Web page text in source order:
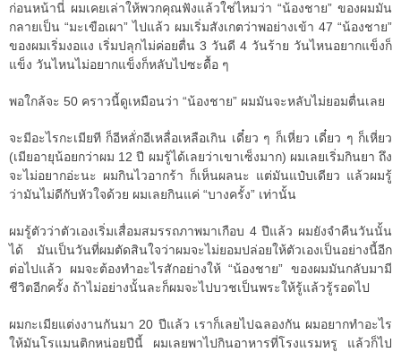
ก่อนหน้านี่ ผมเคยเล่าให้พวกคุณฟังแล้วใช่ไหมว่า “น้องชาย” ของผมมัน
กลายเป็น “มะเขือเผา” ไปแล้ว ผมเริ่มสังเกตว่าพอย่างเข้า 47 “น้องชาย”
ของผมเริ่มงอแง เริ่มปลุกไม่ค่อยตื่น 3 วันดี 4 วันร้าย วันไหนอยากแข็งก็
แข็ง วันไหนไม่อยากแข็งก็หลับไปซะดื้อ ๆ
พอใกล้จะ 50 คราวนี้ดูเหมือนว่า “น้องชาย” ผมมันจะหลับไม่ยอมตื่นเลย
จะมีอะไรกะเมียที ก็อีหลั่กอีเหลื่อเหลือเกิน เดี๋ยว ๆ ก็เหี่ยว เดี๋ยว ๆ ก็เหี่ยว
(เมียอายุน้อยกว่าผม 12 ปี ผมรู้ได้เลยว่าเขาเซ็งมาก) ผมเลยเริ่มกินยา ถึง
จะไม่อยากอ่ะนะ ผมกินไวอากร้า ก็เห็นผลนะ แต่มันแป๋บเดียว แล้วผมรู้
ว่ามันไม่ดีกับหัวใจด้วย ผมเลยกินแค่ “บางครั้ง” เท่านั้น
ผมรู้ตัวว่าตัวเองเริ่มเสื่อมสมรรถภาพมาเกือบ 4 ปีแล้ว ผมยังจำคืนวันนั้น
ได้ มันเป็นวันที่ผมตัดสินใจว่าผมจะไม่ยอมปล่อยให้ตัวเองเป็นอย่างนี้อีก
ต่อไปแล้ว ผมจะต้องทำอะไรสักอย่างให้ “น้องชาย” ของผมมันกลับมามี
ชีวิตอีกครั้ง ถ้าไม่อย่างนั้นละก็ผมจะไปบวชเป็นพระให้รู้แล้วรู้รอดไป
ผมกะเมียแต่งงานกันมา 20 ปีแล้ว เราก็เลยไปฉลองกัน ผมอยากทำอะไร
ให้มันโรแมนติกหน่อยปีนี้ ผมเลยพาไปกินอาหารที่โรงแรมหรู แล้วก็ไป